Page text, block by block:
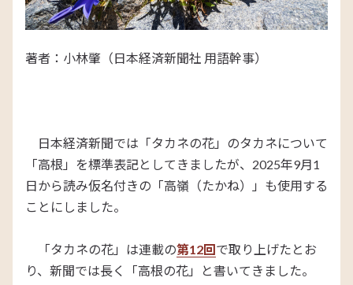
著者：小林肇（日本経済新聞社 用語幹事）
日本経済新聞では「タカネの花」のタカネについて
「高根」を標準表記としてきましたが、2025年9月1
日から読み仮名付きの「高嶺（たかね）」も使用する
ことにしました。
「タカネの花」は連載の第12回で取り上げたとお
り、新聞では長く「高根の花」と書いてきました。